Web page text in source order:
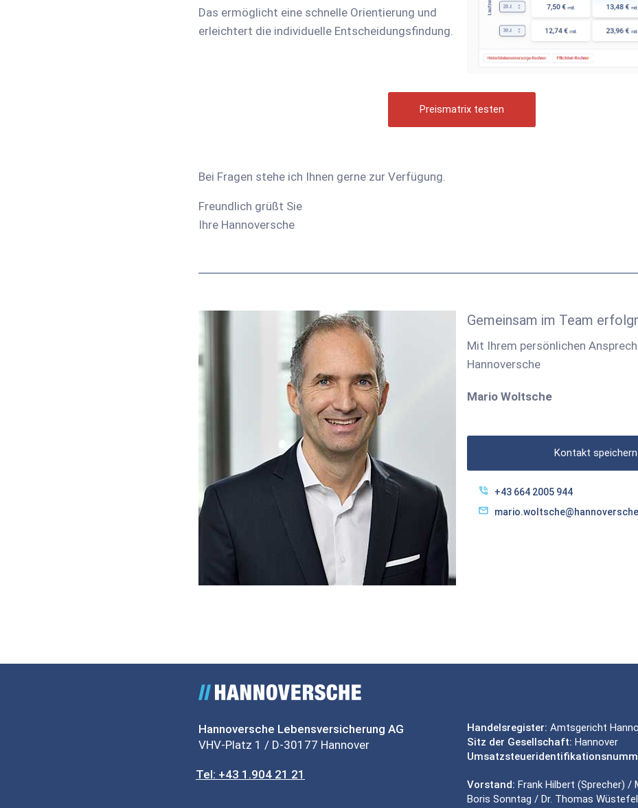
Das ermöglicht eine schnelle Orientierung und
erleichtert die individuelle Entscheidungsfindung.
Preismatrix testen
Bei Fragen stehe ich Ihnen gerne zur Verfügung.
Freundlich grüßt Sie
Ihre Hannoversche
Gemeinsam im Team
Mit Ihrem persönlichen
Hannoversche
Mario Woltsche
Kontakt speichern
+43 664 2005 944
Hannoversche Lebensversicherung AG
VHV-Platz 1 / D-30177 Hannover
Tel: +43 1.904 21 21
Handelsregister: Amtsgericht
Sitz der Gesellschaft: Hannover
Vorstand: Frank Hilbert (Sprecher) /
Boris Sonntag / Dr. Thomas